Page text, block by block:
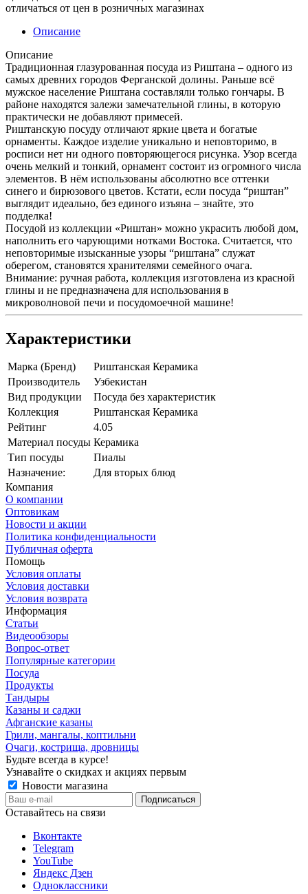
отличаться от цен в розничных магазинах
Описание
Описание
Традиционная глазурованная посуда из Риштана – одного из
самых древних городов Ферганской долины. Раньше всё
мужское население Риштана составляли только гончары. В
районе находятся залежи замечательной глины, в которую
практически не добавляют примесей.
Риштанскую посуду отличают яркие цвета и богатые
орнаменты. Каждое изделие уникально и неповторимо, в
росписи нет ни одного повторяющегося рисунка. Узор всегда
очень мелкий и тонкий, орнамент состоит из огромного числа
элементов. В нём использованы абсолютно все оттенки
синего и бирюзового цветов. Кстати, если посуда “риштан”
выглядит идеально, без единого изъяна – знайте, это
подделка!
Посудой из коллекции «Риштан» можно украсить любой дом,
наполнить его чарующими нотками Востока. Считается, что
неповторимые изысканные узоры “риштана” служат
оберегом, становятся хранителями семейного очага.
Внимание: ручная работа, коллекция изготовлена из красной
глины и не предназначена для использования в
микроволновой печи и посудомоечной машине!
Характеристики
Марка (Бренд)
Риштанская Керамика
Производитель
Узбекистан
Вид продукции
Посуда без характеристик
Коллекция
Риштанская Керамика
Рейтинг
4.05
Материал посуды Керамика
Тип посуды
Пиалы
Назначение:
Для вторых блюд
Компания
О компании
Оптовикам
Новости и акции
Политика конфиденциальности
Публичная оферта
Помощь
Условия оплаты
Условия доставки
Условия возврата
Информация
Статьи
Видеообзоры
Вопрос-ответ
Популярные категории
Посуда
Продукты
Тандыры
Казаны и саджи
Афганские казаны
Грили, мангалы, коптильни
Очаги, кострища, дровницы
Будьте всегда в курсе!
Узнавайте о скидках и акциях первым
Новости магазина
Оставайтесь на связи
Вконтакте
Telegram
YouTube
Яндекс Дзен
Одноклассники